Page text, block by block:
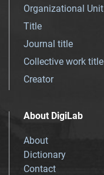
Organizational Unit
Title
Journal title
Collective work title
Creator
About DigiLab
About
Dictionary
Contact